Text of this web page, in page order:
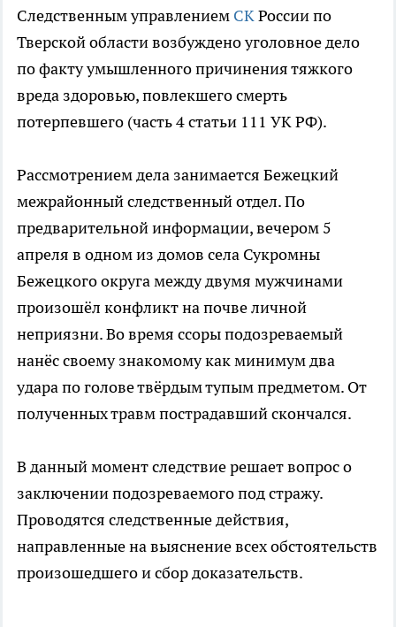
Следственным управлением СКРоссии по
Тверской области возбуждено уголовное дело
по факту умышленного причинения тяжкого
вреда здоровью, повлекшего смерть
потерпевшего (часть 4 статьи 111 УК РФ).
Рассмотрением дела занимается Бежецкий
межрайонный следственный отдел. По
предварительной информации, вечером 5
апреля в одном из домов села Сукромны
Бежецкого округа между двумя мужчинами
произошёл конфликт на почве личной
неприязни. Во время ссоры подозреваемый
нанёс своему знакомому как минимум два
удара по голове твёрдым тупым предметом. От
полученных травм пострадавший скончался.
В данный момент следствие решает вопрос о
заключении подозреваемого под стражу.
Проводятся следственные действия,
направленные на выяснение всех обстоятельств
произошедшего и сбор доказательств.